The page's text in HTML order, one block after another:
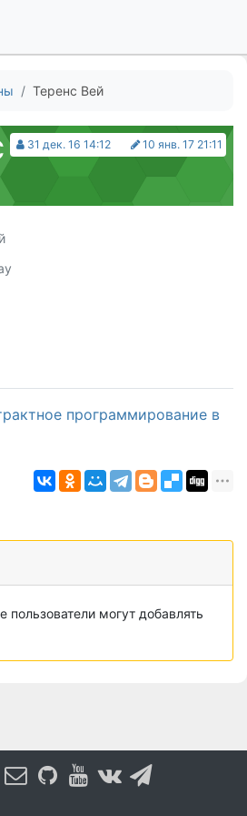
Теренс Вей
31 дек. 16 14:12 10 янв. 17 21:11
программирование в
пользователи могут добавлять